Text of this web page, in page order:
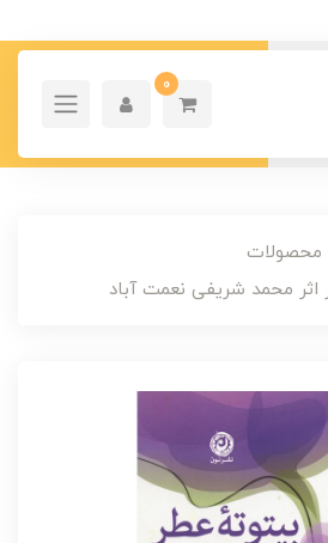
0
اثر محمد شریفی نعمت آباد